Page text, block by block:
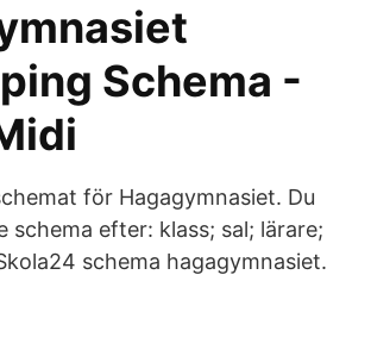
Schema -
för Hagagymnasiet. Du
schema efter: klass; sal; lärare;
schema hagagymnasiet.